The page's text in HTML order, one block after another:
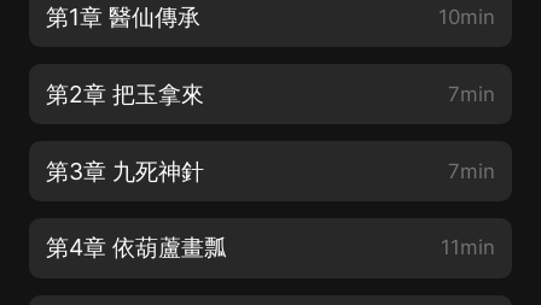
第1章 醫仙傳承 10min
第2章 把玉拿來 7min
第3章 九死神針 7min
第4章 依葫蘆畫瓢 11min